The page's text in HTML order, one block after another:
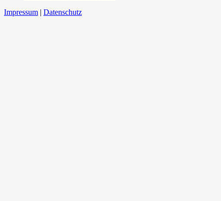
Impressum | Datenschutz